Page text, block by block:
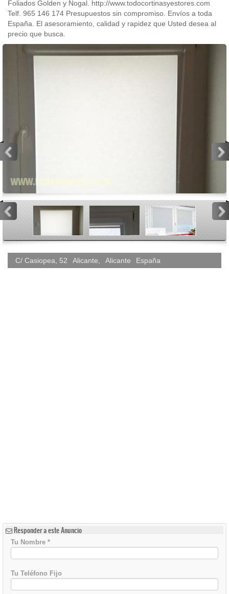
Foliados Golden y Nogal. http://www.todocortinasyestores.com
Telf. 965 146 174 Presupuestos sin compromiso. Envíos a toda
España. El asesoramiento, calidad y rapidez que Usted desea al
precio que busca.
C/ Casiopea, 52 Alicante Alicante España
Responder a este Anuncio
Tu Nombre *
Tu Teléfono Fijo